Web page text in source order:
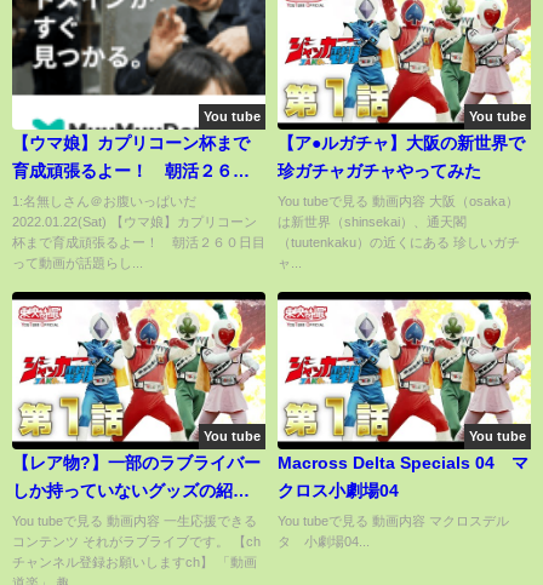
You tube
【ウマ娘】カプリコーン杯まで
育成頑張るよー！ 朝活２６０
日目
1:名無しさん＠お腹いっぱいだ
2022.01.22(Sat) 【ウマ娘】カプリコーン
杯まで育成頑張るよー！ 朝活２６０日目
って動画が話題らし...
You tube
【ア●ルガチャ】大阪の新世界で
珍ガチャガチャやってみた
You tubeで見る 動画内容 大阪（osaka）
は新世界（shinsekai）、通天閣
（tuutenkaku）の近くにある 珍しいガチ
ャ...
You tube
【レア物?】一部のラブライバー
しか持っていないグッズの紹介
です
You tubeで見る 動画内容 一生応援できる
コンテンツ それがラブライブです。 【ch
チャンネル登録お願いしますch】 「動画
道楽」 趣...
You tube
Macross Delta Specials 04 マ
クロス小劇場04
You tubeで見る 動画内容 マクロスデル
タ 小劇場04...